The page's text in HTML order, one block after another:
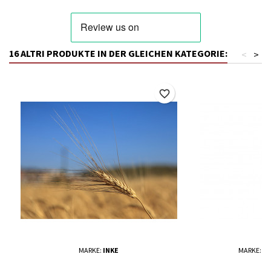
16 ALTRI PRODUKTE IN DER GLEICHEN KATEGORIE: >
<
MARKE: INKE
favorite_border
MARKE: